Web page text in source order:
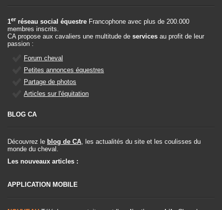
1er réseau social équestre Francophone avec plus de 200.000
membres inscrits.
CA propose aux cavaliers une multitude de services au profit de leur
passion :
Forum cheval
Petites annonces équestres
Partage de photos
Articles sur l'équitation
BLOG CA
Découvrez le blog de CA, les actualités du site et les coulisses du
monde du cheval.
Les nouveaux articles :
APPLICATION MOBILE